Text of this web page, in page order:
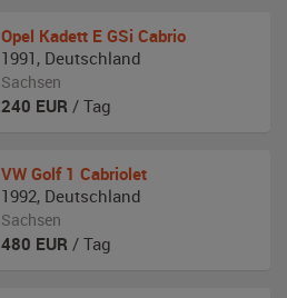
Opel Kadett E GSi Cabrio
1991 , Deutschland
Sachsen
240 EUR / Tag
VW Golf 1 Cabriolet
1992, Deutschland
Sachsen
480 EUR / Tag